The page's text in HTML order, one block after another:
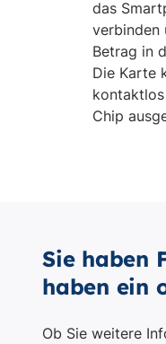
Sie haben
haben ein
Ob Sie weitere